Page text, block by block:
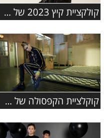
קולקציית קיץ 2023 של המותג COLE HAAN
קוקלציית הקפסולה של פומה נוחתת ב- FACTORY 54